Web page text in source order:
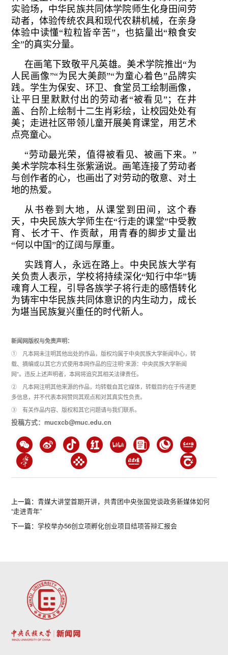
实验场，中华民族共同体学院师生化身田间劳
动者，体验传统农具和现代农耕机械，在亲身
体验中读懂“粒粒皆辛苦”，也掂量出“粮食安
全”的真实分量。
在画笔下致敬平凡英雄。美术学院推出“为
人民画像”“为民大美颜”“为童心着色”品牌实
践。学生为保安、环卫、食堂员工绘制画像，
让平日里默默付出的劳动者“被看见”；在井
盖、台阶上绘制十二生肖彩绘，让校园处处有
美；走进社区带领儿童开展美育课堂，用艺术
点亮童心。
“劳动最光荣，值得被看见、被画下来。”
美术学院本科生张紫涵说。画笔连接了劳动者
与创作者的心，也画出了对劳动的敬意、对土
地的热爱。
从书卷到大地，从课堂到田间，这个春
天，中央民族大学师生在“行走的课堂”中受教
育、长才干、作贡献，用青春的脚步丈量出
“何以中国”的辽阔与厚重。
实践育人，永远在路上。中央民族大学有
关负责人表示，学校将持续深化“知行中华”铸
魂育人工程，引导各族学子将行走的感悟转化
为铸牢中华民族共同体意识的内生动力，成长
为堪当民族复兴重任的时代新人。
新闻网版权与免责声明：
① 凡本网未注明其他出处的作品，版权均属于中央民族大学新闻中心，转
载、摘编或以其它方式使用本网作品的应注明“来源：中央民族大学新闻
网”。违反上述声明者，本网将追究其相关法律责任。
② 凡本网注明其他来源的作品，均转载自其它媒体，转载目的在于传递更
多信息，并不代表本网赞同其观点和对其真实性负责。
③ 有关作品内容、版权和其它问题请与我们联系。
投稿方式：mucxcb@muc.edu.cn
上一篇：青媒大讲堂首期开讲，共青团中央张国党谈政务新媒体如何
“走进青年”
下一篇：学校举办56创立项孵化创业项目结项答辩汇报会